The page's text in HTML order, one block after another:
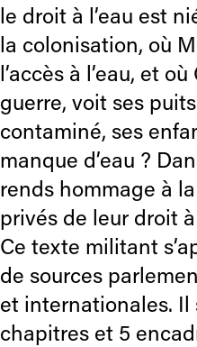
le droit à l’eau est
la colonisation, où
l’accès à l’eau, et
guerre, voit ses
contaminé, ses
manque d’eau ?
rends hommage à
privés de leur droit
Ce texte militant
de sources
et internationales. Il
chapitres et 5